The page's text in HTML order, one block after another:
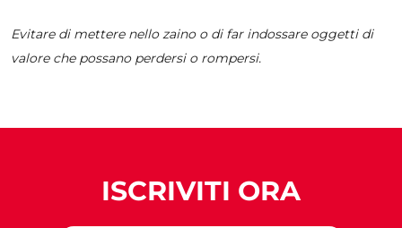
Evitare di mettere nello zaino o di far indossare oggetti di
valore che possano perdersi o rompersi.
ISCRIVITI ORA